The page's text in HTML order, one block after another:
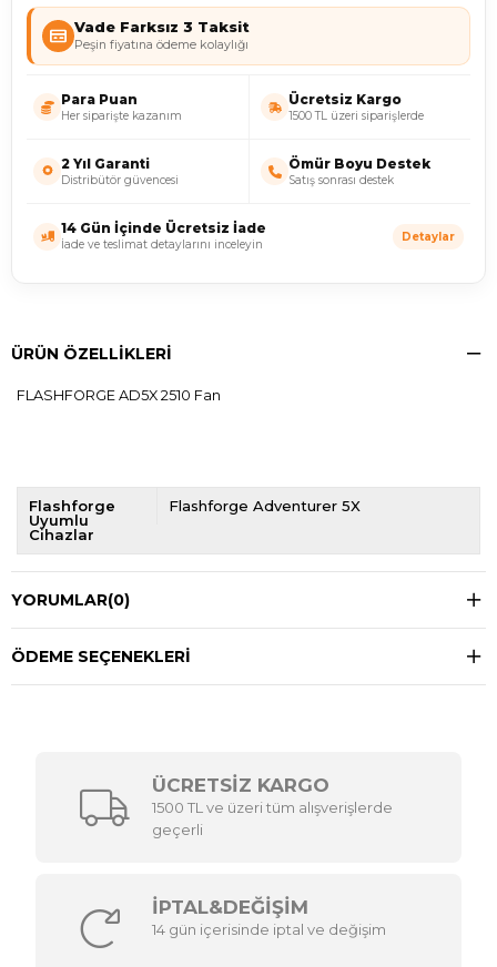
Vade Farksız 3 Taksit
Peşin fiyatına ödeme kolaylığı
Para Puan
Her siparişte kazanım
Ücretsiz Kargo
1500 TL üzeri siparişlerde
2 Yıl Garanti
Distribütör güvencesi
Ömür Boyu Destek
Satış sonrası destek
14 Gün İçinde Ücretsiz İade
İade ve teslimat detaylarını inceleyin
Detaylar
ÜRÜN ÖZELLIKLERI
FLASHFORGE AD5X 2510 Fan
Flashforge
Uyumlu
Cihazlar
Flashforge Adventurer 5X
YORUMLAR(0)
ÖDEME SEÇENEKLERI
ÜCRETSİZ KARGO
1500 TL ve üzeri tüm alışverişlerde
geçerli
İPTAL&DEĞİŞİM
14 gün içerisinde iptal ve değişim